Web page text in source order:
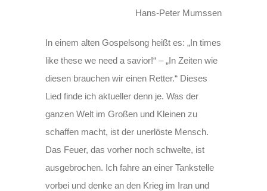
Hans-Peter Mumssen
In einem alten Gospelsong heißt es: „In times
like these we need a savior!“ – „In Zeiten wie
diesen brauchen wir einen Retter.“ Dieses
Lied finde ich aktueller denn je. Was der
ganzen Welt im Großen und Kleinen zu
schaffen macht, ist der unerlöste Mensch.
Das Feuer, das vorher noch schwelte, ist
ausgebrochen. Ich fahre an einer Tankstelle
vorbei und denke an den Krieg im Iran und